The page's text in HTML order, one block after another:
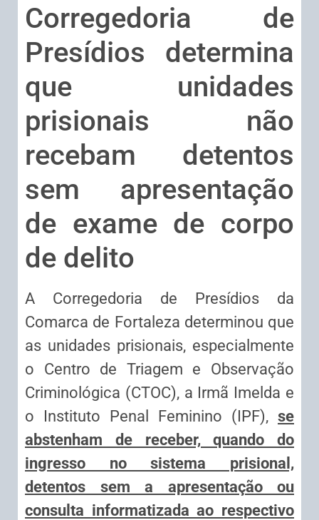
Corregedoria de
Presídios determina
que unidades
prisionais não
recebam detentos
sem apresentação
de exame de corpo
de delito
A Corregedoria de Presídios da
Comarca de Fortaleza determinou que
as unidades prisionais, especialmente
o Centro de Triagem e Observação
Criminológica (CTOC), a Irmã Imelda e
o Instituto Penal Feminino (IPF), se
abstenham de receber, quando do
ingresso no sistema prisional,
detentos sem a apresentação ou
consulta informatizada ao respectivo